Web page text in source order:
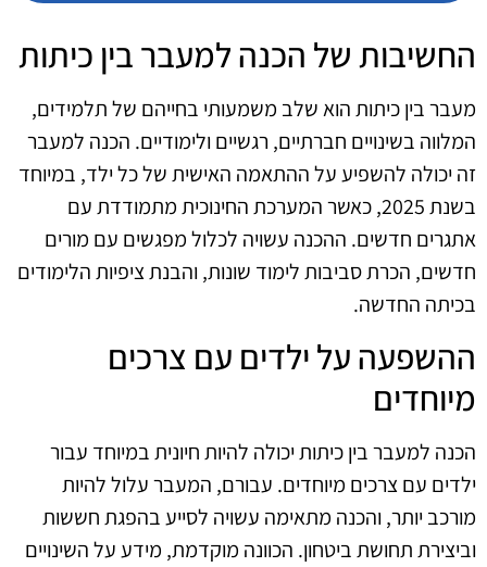
החשיבות של הכנה למעבר בין כיתות
מעבר בין כיתות הוא שלב משמעותי בחייהם של תלמידים,
המלווה בשינויים חברתיים, רגשיים ולימודיים. הכנה למעבר
זה יכולה להשפיע על ההתאמה האישית של כל ילד, במיוחד
בשנת 2025, כאשר המערכת החינוכית מתמודדת עם
אתגרים חדשים. ההכנה עשויה לכלול מפגשים עם מורים
חדשים, הכרת סביבות לימוד שונות, והבנת ציפיות הלימודים
בכיתה החדשה.
ההשפעה על ילדים עם צרכים
מיוחדים
הכנה למעבר בין כיתות יכולה להיות חיונית במיוחד עבור
ילדים עם צרכים מיוחדים. עבורם, המעבר עלול להיות
מורכב יותר, והכנה מתאימה עשויה לסייע בהפגת חששות
וביצירת תחושת ביטחון. הכוונה מוקדמת, מידע על השינויים